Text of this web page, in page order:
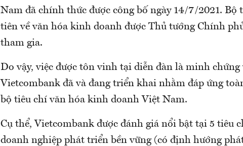
Nam đã chính thức được công bố ngày 14/7/2021. Bộ
tiên về văn hóa kinh doanh được Thủ tướng Chính
tham gia.
Do vậy, việc được tôn vinh tại diễn đàn là minh chứng
Vietcombank đã và đang triển khai nhằm đáp ứng
bộ tiêu chí văn hóa kinh doanh Việt Nam.
Cụ thể, Vietcombank được đánh giá nổi bật tại 5 tiêu
doanh nghiệp phát triển bền vững (có định hướng